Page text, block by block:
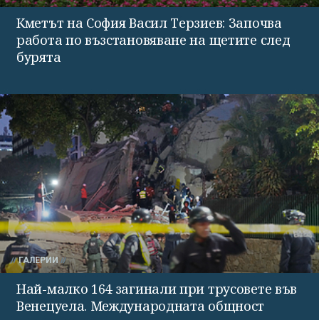
Кметът на София Васил Терзиев: Започва
работа по възстановяване на щетите след
бурята
ГАЛЕРИИ
Най-малко 164 загинали при трусовете във
Венецуела. Международната общност